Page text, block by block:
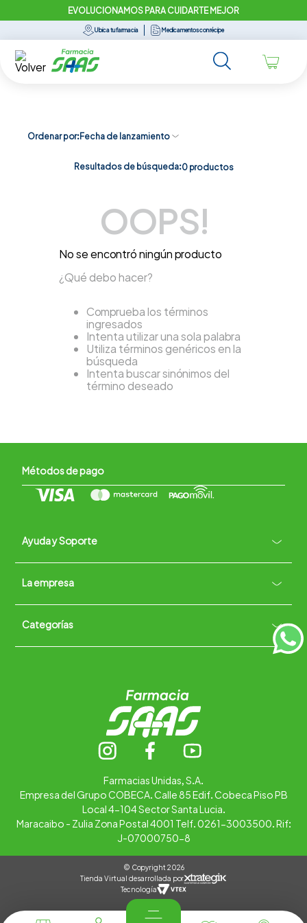
EVOLUCIONAMOS PARA CUIDARTE MEJOR
Ubica tu farmacia Medicamentos con récipe
Ordenar por Fecha de lanzamiento
Resultados de búsqueda:0 productos
OOPS!
No se encontró ningún producto
¿Qué debo hacer?
Comprueba los términos
ingresados
Intenta utilizar una sola palabra
Utiliza términos genéricos en la
búsqueda
Intenta buscar sinónimos del
término deseado
Métodos de pago
Ayuda y Soporte +
Contacto vía WhatsApp
Términos y condiciones
La empresa +
Quiénes somos
Trabaja con nosotros
Categorías +
Farmacias Unidas, S.A.
Empresa del Grupo COBECA. Calle 85 Edif. Cobeca Piso PB
Local 4-104 Sector Santa Lucia.
Maracaibo - Zulia Zona Postal 4001 Telf. 0261-3003500. Rif:
J-07000750-8
© Copyright 2026
Tienda Virtual desarrollada por
Tecnología